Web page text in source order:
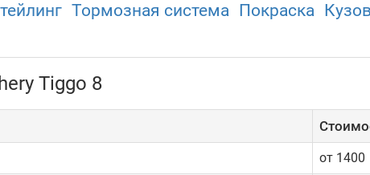
Тормозная система Покраска
Tiggo 8
от 1400